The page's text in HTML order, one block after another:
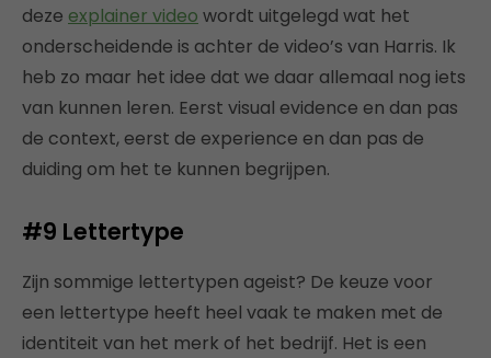
deze explainer video wordt uitgelegd wat het
onderscheidende is achter de video’s van Harris. Ik
heb zo maar het idee dat we daar allemaal nog iets
van kunnen leren. Eerst visual evidence en dan pas
de context, eerst de experience en dan pas de
duiding om het te kunnen begrijpen.
#9 Lettertype
Zijn sommige lettertypen ageist? De keuze voor
een lettertype heeft heel vaak te maken met de
identiteit van het merk of het bedrijf. Het is een